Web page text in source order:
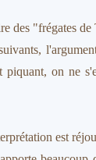
des "frégates
piquant, on ne
est